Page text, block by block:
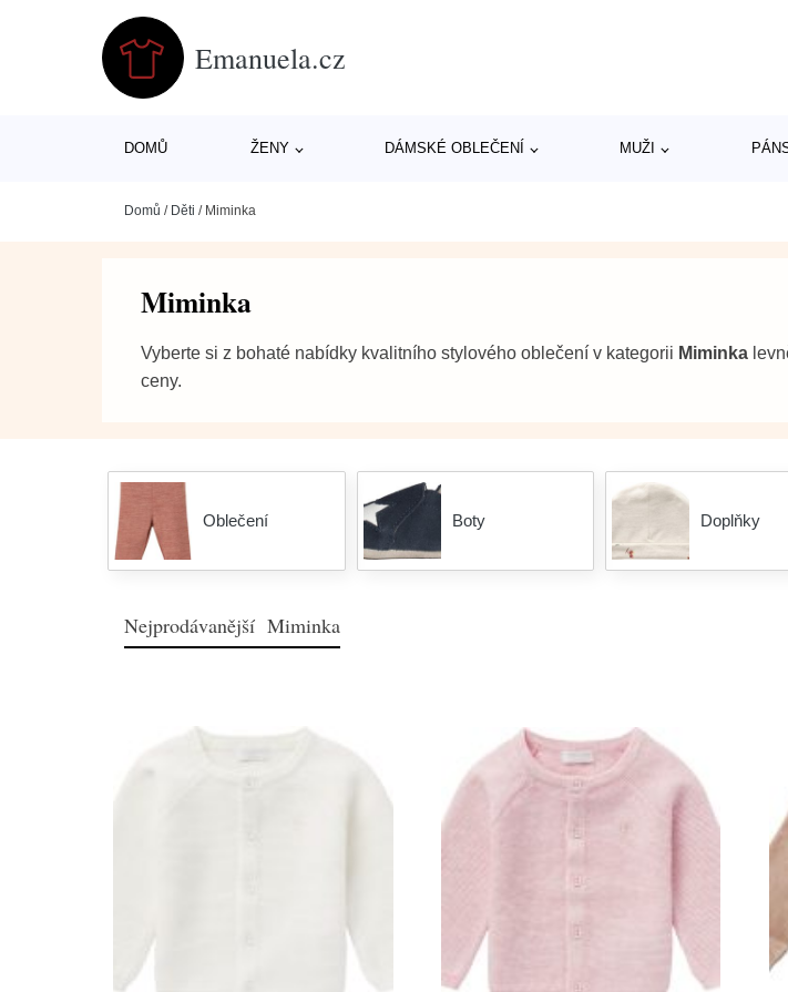
Emanuela.cz
DOMŮ ŽENY DÁMSKÉ OBLEČENÍ MUŽI
Domů / Děti / Miminka
Miminka
Vyberte si z bohaté nabídky kvalitního stylového oblečení v kategorii Miminka
ceny.
Oblečení Boty Doplňky
Nejprodávanější Miminka